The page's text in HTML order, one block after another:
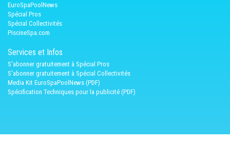
EuroSpaPoolNews
Spécial Pros
Spécial Collectivités
PiscineSpa.com
Services et Infos
S'abonner gratuitement à Spécial Pros
S'abonner gratuitement à Spécial Collectivités
Media Kit EuroSpaPoolNews (PDF)
Spécification Techniques pour la publicité (PDF)